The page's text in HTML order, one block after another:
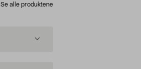
Se alle produktene